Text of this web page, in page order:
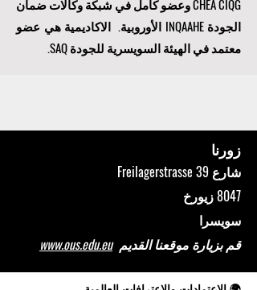
CHEA CIQG وعضو كامل في شبكة وكالات ضمان
الجودة INQAAHE الأوروبية. الاكاديمية هي عضو
معتمد في الهيئة السويسرية للجودة SAQ.
زورنا
شارع Freilagerstrasse 39
8047 زيورخ
سويسرا
قم بزيارة موقعنا القديمwww.ous.edu.eu